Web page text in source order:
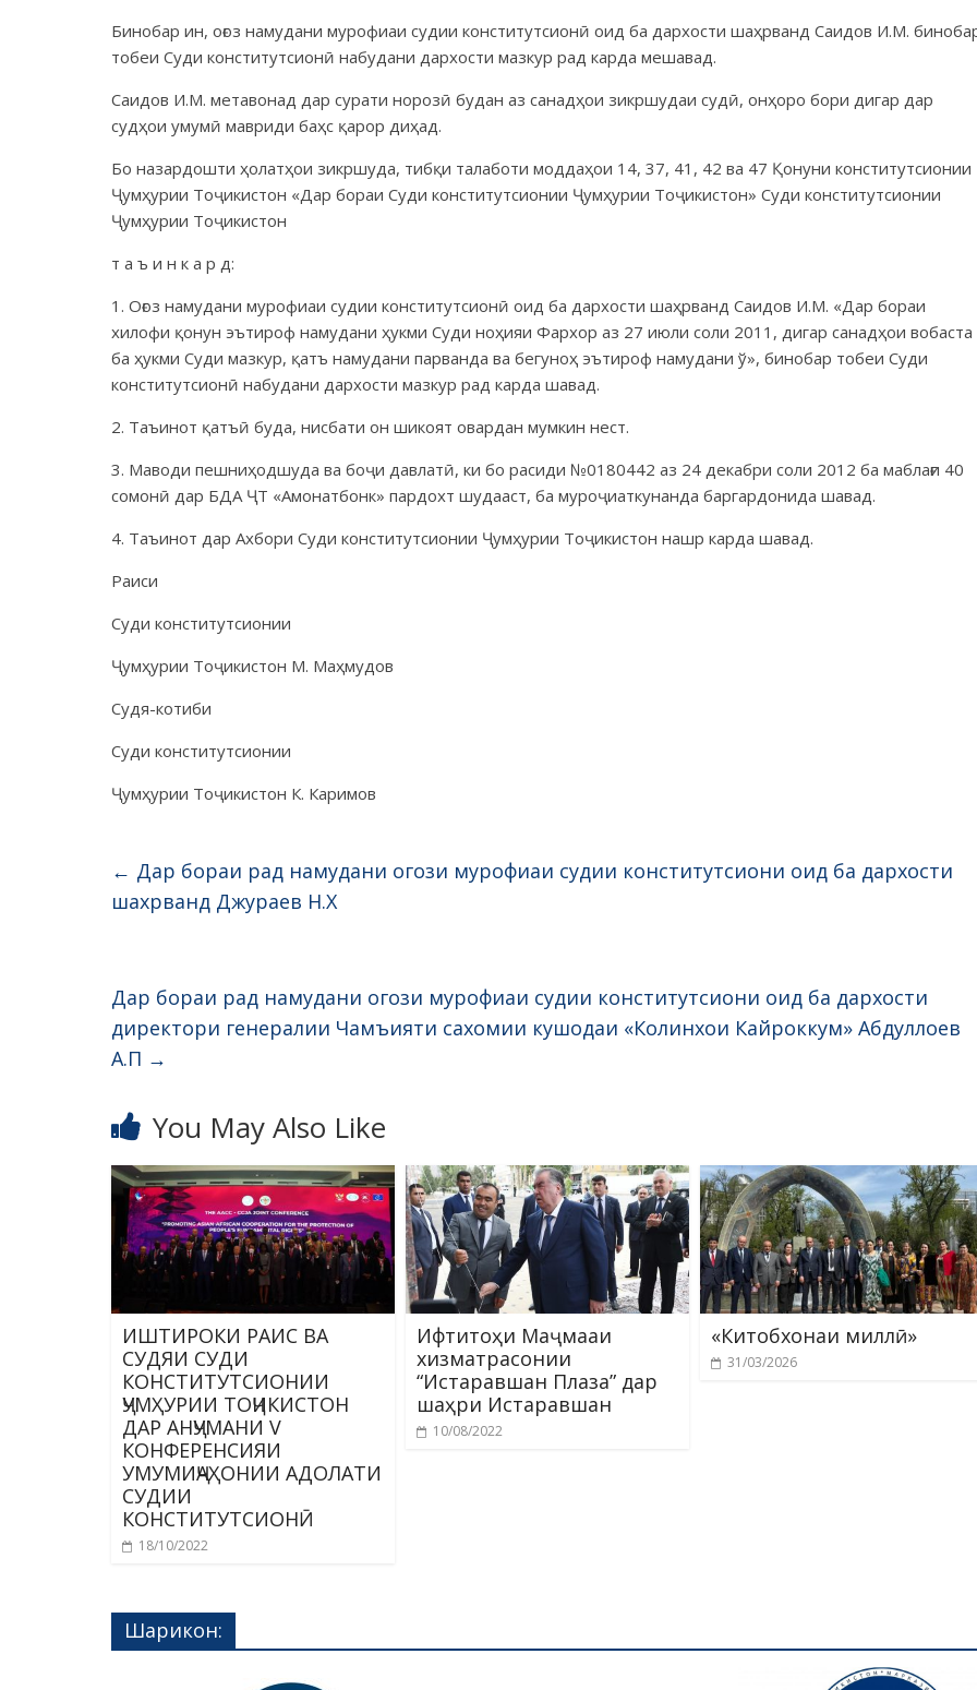
Бинобар ин, оғоз намудани мурофиаи судии конститутсионӣ оид ба дархости шаҳрванд Саидов И.М.
тобеи Суди конститутсионӣ набудани дархости мазкур рад карда мешавад.
Саидов И.М. метавонад дар сурати норозӣ будан аз санадҳои зикршудаи судӣ, онҳоро бори дигар дар
судҳои умумӣ мавриди баҳс қарор диҳад.
Бо назардошти ҳолатҳои зикршуда, тибқи талаботи моддаҳои 14, 37, 41, 42 ва 47 Қонуни конститутсионии
Ҷумҳурии Тоҷикистон «Дар бораи Суди конститутсионии Ҷумҳурии Тоҷикистон» Суди конститутсионии
Ҷумҳурии Тоҷикистон
т а ъ и н к а р д:
1. Оғоз намудани мурофиаи судии конститутсионӣ оид ба дархости шаҳрванд Саидов И.М. «Дар бораи
хилофи қонун эътироф намудани ҳукми Суди ноҳияи Фархор аз 27 июли соли 2011, дигар санадҳои вобаста
ба ҳукми Суди мазкур, қатъ намудани парванда ва бегуноҳ эътироф намудани ў», бинобар тобеи Суди
конститутсионӣ набудани дархости мазкур рад карда шавад.
2. Таъинот қатъӣ буда, нисбати он шикоят овардан мумкин нест.
3. Маводи пешниҳодшуда ва боҷи давлатӣ, ки бо расиди №0180442 аз 24 декабри соли 2012 ба маблағи 40
сомонӣ дар БДА ҶТ «Амонатбонк» пардохт шудааст, ба муроҷиаткунанда баргардонида шавад.
4. Таъинот дар Ахбори Суди конститутсионии Ҷумҳурии Тоҷикистон нашр карда шавад.
Раиси
Суди конститутсионии
Ҷумҳурии Тоҷикистон М. Маҳмудов
Судя-котиби
Суди конститутсионии
Ҷумҳурии Тоҷикистон К. Каримов
← Дар бораи рад намудани огози мурофиаи судии конститутсиони оид ба дархости
шахрванд Джураев Н.Х
Дар бораи рад намудани огози мурофиаи судии конститутсиони оид ба дархости
директори генералии Чамъияти сахомии кушодаи «Колинхои Кайроккум» Абдуллоев
А.П →
You May Also Like
ИШТИРОКИ РАИС ВА
СУДЯИ СУДИ
КОНСТИТУТСИОНИИ
ҶУМҲУРИИ ТОҶИКИСТОН
ДАР АНҶУМАНИ V
КОНФЕРЕНСИЯИ
УМУМИҶАҲОНИИ АДОЛАТИ
СУДИИ
КОНСТИТУТСИОНӢ
18/10/2022
Ифтитоҳи Маҷмааи
хизматрасонии
“Истаравшан Плаза” дар
шаҳри Истаравшан
10/08/2022
«Китобхонаи миллӣ»
31/03/2026
Шарикон: